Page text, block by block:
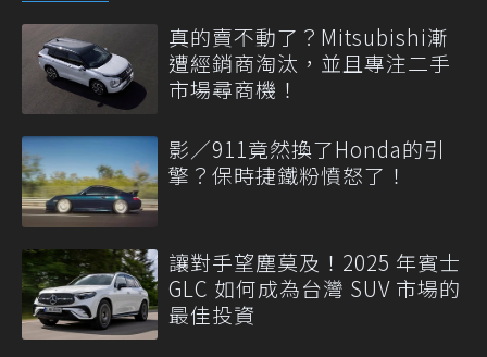
真的賣不動了？Mitsubishi漸
遭經銷商淘汰，並且專注二手
市場尋商機！
影／911竟然換了Honda的引
擎？保時捷鐵粉憤怒了！
讓對手望塵莫及！2025 年賓士
GLC 如何成為台灣 SUV 市場的
最佳投資